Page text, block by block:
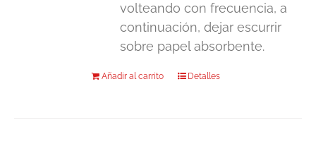
volteando con frecuencia, a
continuación, dejar escurrir
sobre papel absorbente.
Añadir al carrito Detalles